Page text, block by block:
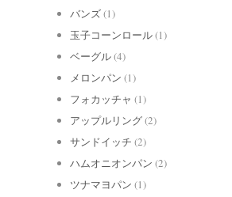
バンズ(1)
玉子コーンロール(1)
ベーグル(4)
メロンパン (1)
フォカッチャ (1)
アップルリング(2)
サンドイッチ (2)
ハムオニオンパン (2)
ツナマヨパン (1)